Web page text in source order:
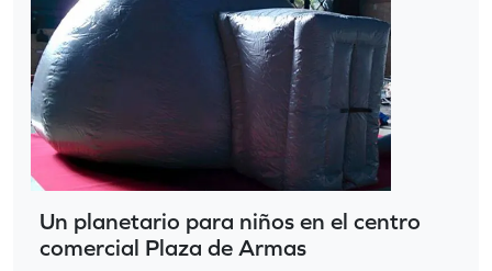
Un planetario para niños en el centro
comercial Plaza de Armas